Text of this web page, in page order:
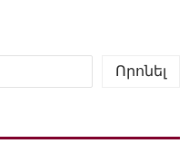
Որոնել